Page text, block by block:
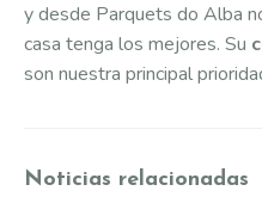
y desde Parquets do Alba
casa tenga los mejores. Su
son nuestra principal
Noticias relacionadas